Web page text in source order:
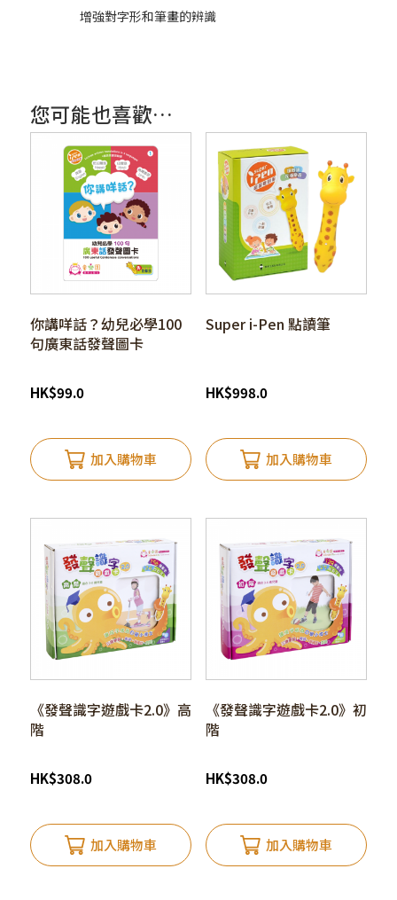
增強對字形和筆畫的辨識
您可能也喜歡…
你講咩話？幼兒必學100
句廣東話發聲圖卡
HK$99.0
加入購物車
Super i-Pen 點讀筆
HK$998.0
加入購物車
《發聲識字遊戲卡2.0》高
階
HK$308.0
加入購物車
《發聲識字遊戲卡2.0》初
階
HK$308.0
加入購物車